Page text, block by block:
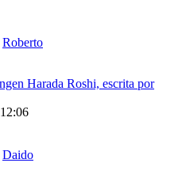
Roberto
Harada Roshi, escrita por
Daido